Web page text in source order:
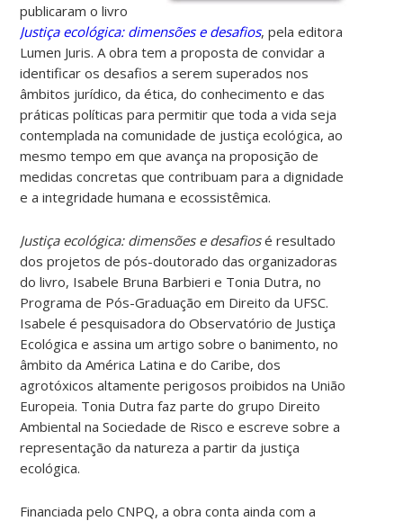
publicaram o livro
Justiça ecológica: dimensões e desafios, pela editora
Lumen Juris. A obra tem a proposta de convidar a
identificar os desafios a serem superados nos
âmbitos jurídico, da ética, do conhecimento e das
práticas políticas para permitir que toda a vida seja
contemplada na comunidade de justiça ecológica, ao
mesmo tempo em que avança na proposição de
medidas concretas que contribuam para a dignidade
e a integridade humana e ecossistêmica.
Justiça ecológica: dimensões e desafiosé resultado
dos projetos de pós-doutorado das organizadoras
do livro, Isabele Bruna Barbieri e Tonia Dutra, no
Programa de Pós-Graduação em Direito da UFSC.
Isabele é pesquisadora do Observatório de Justiça
Ecológica e assina um artigo sobre o banimento, no
âmbito da América Latina e do Caribe, dos
agrotóxicos altamente perigosos proibidos na União
Europeia. Tonia Dutra faz parte do grupo Direito
Ambiental na Sociedade de Risco e escreve sobre a
representação da natureza a partir da justiça
ecológica.
Financiada pelo CNPQ, a obra conta ainda com a